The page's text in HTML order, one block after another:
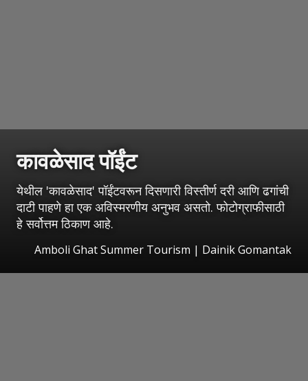
कावळेसाद पॉईंट
येथील 'कावळेसाद' पॉईंटवरून दिसणारी विस्तीर्ण दरी आणि ढगांची
दाटी पाहणे हा एक अविस्मरणीय अनुभव असतो. फोटोग्राफीसाठी
हे सर्वोत्तम ठिकाण आहे.
Amboli Ghat Summer Tourism | Dainik Gomantak